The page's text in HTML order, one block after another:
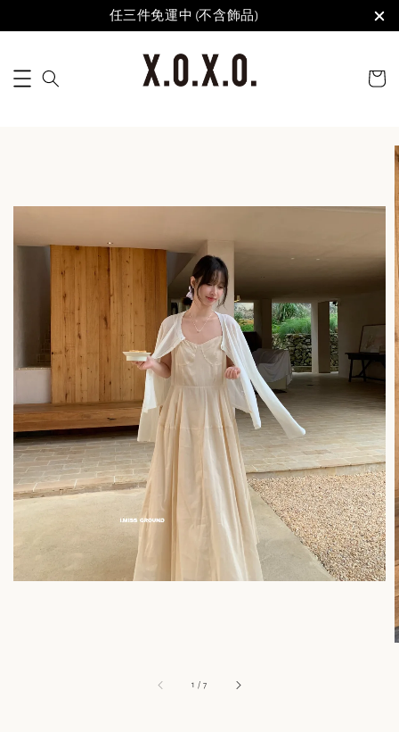
任三件免運中 (不含飾品)
1 /7